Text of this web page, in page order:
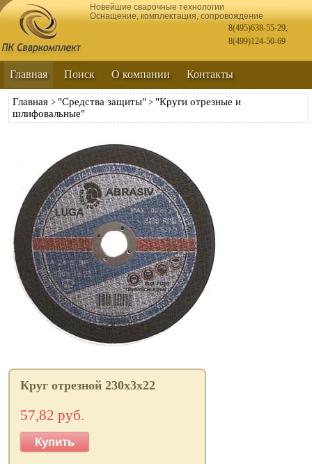
Новейшие сварочные технологии
Оснащение, комплектация, сопровождение
8(495)638-55-29,
8(499)124-50-69
Главная Поиск О компании Контакты
Главная > "Средства защиты" > "Круги отрезные и
шлифовальные"
Круг отрезной 230x3x22
57,82 руб.
Купить